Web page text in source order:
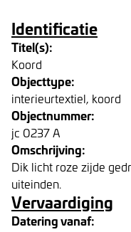
Identificatie
Titel(s):
Koord
Objecttype:
interieurtextiel, koord
Objectnummer:
jc 0237 A
Omschrijving:
Dik licht roze zijde
uiteinden.
Vervaardiging
Datering vanaf: